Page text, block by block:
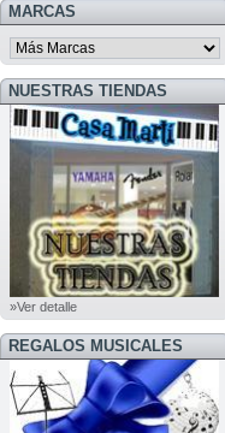
MARCAS
NUESTRAS TIENDAS
»Ver detalle
REGALOS MUSICALES